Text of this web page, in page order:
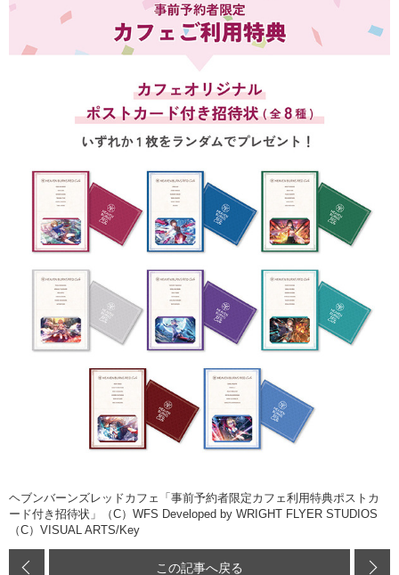
ゲーム 座談会
アニメ！アニメ！TV ABEMA Cafe
ヘブンバーンズレッドカフェ「事前予約者限定カフェ利用特典ポストカ
ード付き招待状」（C）WFS Developed by WRIGHT FLYER STUDIOS
（C）VISUAL ARTS/Key
この記事へ戻る